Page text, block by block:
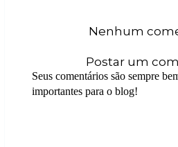
Nenhum
Postar um
Seus comentários são sempre
importantes para o blog!